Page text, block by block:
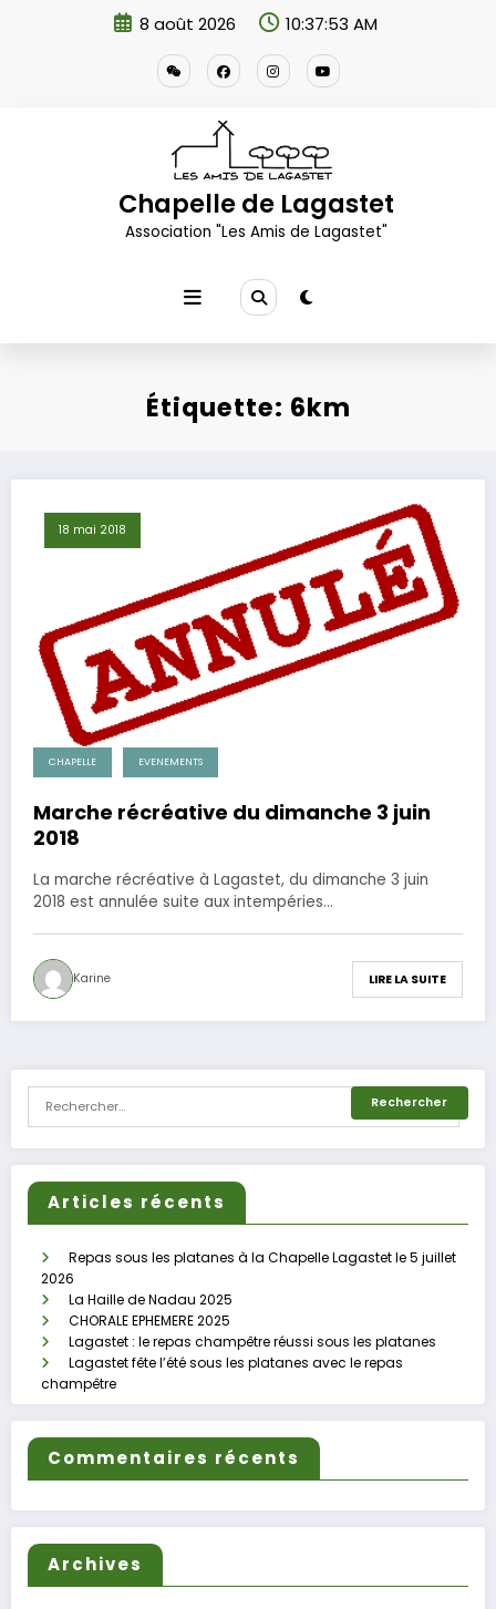
8 août 2026 10:37:53 AM
Chapelle de Lagastet
Association "Les Amis de Lagastet"
Étiquette: 6km
18 mai 2018
CHAPELLE EVENEMENTS
Marche récréative du dimanche 3 juin
2018
La marche récréative à Lagastet, du dimanche 3 juin
2018 est annulée suite aux intempéries…
Karine LIRE LA SUITE
Articles récents
Repas sous les platanes à la Chapelle Lagastet le 5 juillet
2026
La Haille de Nadau 2025
CHORALE EPHEMERE 2025
Lagastet : le repas champêtre réussi sous les platanes
Lagastet fête l’été sous les platanes avec le repas
champêtre
Commentaires récents
Archives